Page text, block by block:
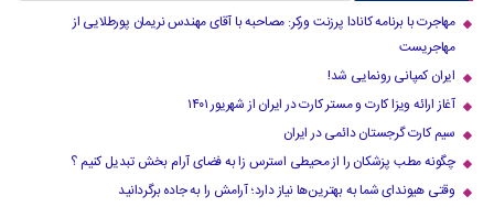
مهاجرت با برنامه کانادا پرزنت ورکر: مصاحبه با آقای مهندس نریمان پورطلایی از
مهاجریست
ایران کمپانی رونمایی شد!
آغاز ارائه ویزا کارت و مستر کارت در ایران از شهریور ۱۴۰۱
سیم کارت گرجستان دائمی در ایران
چگونه مطب پزشکان را از محیطی استرس زا به فضای آرام بخش تبدیل کنیم ؟
وقتی هیوندای شما به بهترین‌ها نیاز دارد؛ آرامش را به جاده برگردانید